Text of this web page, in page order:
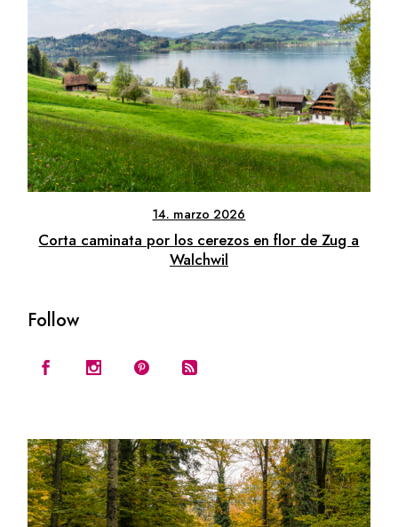
14. marzo 2026
Corta caminata por los cerezos en flor de Zug a
Walchwil
Follow